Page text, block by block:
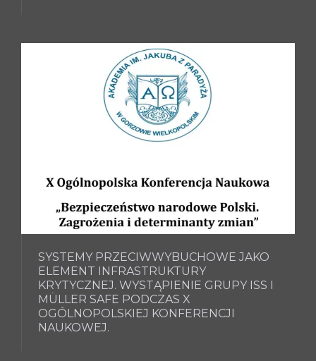
SYSTEMY PRZECIWWYBUCHOWE JAKO
ELEMENT INFRASTRUKTURY
KRYTYCZNEJ. WYSTĄPIENIE GRUPY ISS I
MÜLLER SAFE PODCZAS X
OGÓLNOPOLSKIEJ KONFERENCJI
NAUKOWEJ.